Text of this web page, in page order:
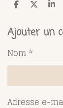
P
t
a
e
r
P
t
a
r
P
t
a
r
Ajouter un
Nom *
Adresse e-